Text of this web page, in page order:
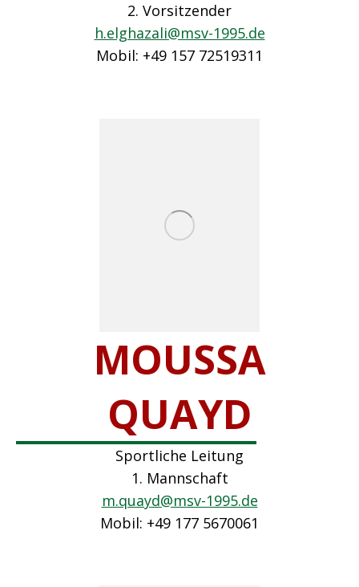
2. Vorsitzender
h.elghazali@msv-1995.de
Mobil: +49 157 72519311
MOUSSA
QUAYD
Sportliche Leitung
1. Mannschaft
m.quayd@msv-1995.de
Mobil: +49 177 5670061